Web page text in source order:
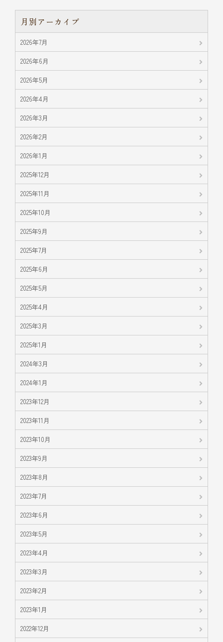
月別アーカイブ
2026年7月
2026年6月
2026年5月
2026年4月
2026年3月
2026年2月
2026年1月
2025年12月
2025年11月
2025年10月
2025年9月
2025年7月
2025年6月
2025年5月
2025年4月
2025年3月
2025年1月
2024年3月
2024年1月
2023年12月
2023年11月
2023年10月
2023年9月
2023年8月
2023年7月
2023年6月
2023年5月
2023年4月
2023年3月
2023年2月
2023年1月
2022年12月